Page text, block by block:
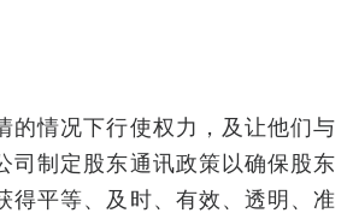
的情况下行使权力，及让他们与
司制定股东通讯政策以确保股东
得平等、及时、有效、透明、准